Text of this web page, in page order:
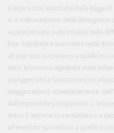
(Lettera così sostituita dalla legge
4. Il riallineamento delle divergenze
essere attuato sulla totalità delle
fine, l'opzione è esercitata nella
all'esercizio successivo a quello in
caso, la somma algebrica delle
assoggettata a tassazione con
maggiorazioni, rispettivamente,
dall'imponibile complessivo.
entro il termine di versamento a
all'esercizio successivo a quello in